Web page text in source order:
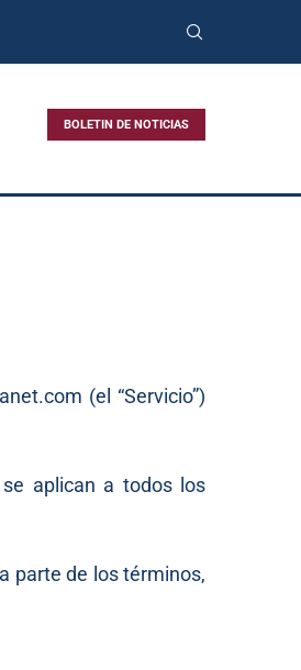
BOLETIN DE NOTICIAS
(el “Servicio”)
aplican a todos los
parte de los términos,